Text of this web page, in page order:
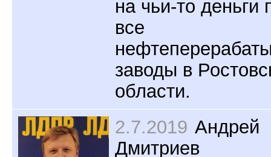
на чьи-то деньги
все
заводы в
области.
2.7.2019 Андрей
Дмитриев